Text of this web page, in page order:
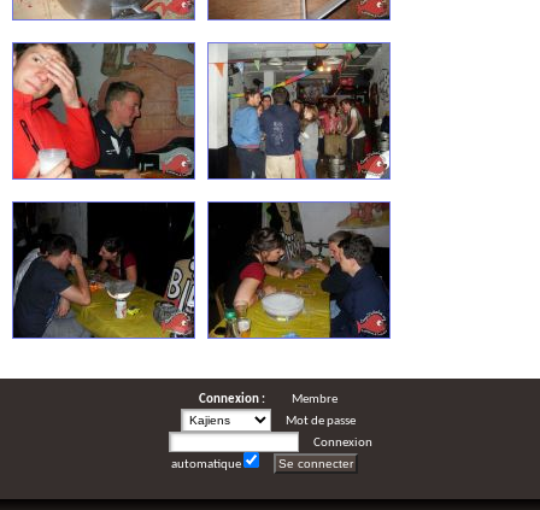
Connexion :
Membre
Mot de passe
Connexion
automatique